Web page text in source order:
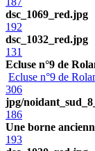
dsc_1069_red.jpg
192
dsc_1032_red.jpg
131
Ecluse n°9 de
Ecluse n°9 de
306
jpg/
186
Une borne
193